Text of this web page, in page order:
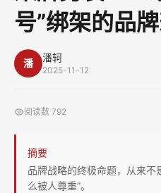
号”绑架的品
潘 潘轲
2025-11-12
阅读数 792
摘要
品牌战略的终极命题，从来不
么被人尊重”。